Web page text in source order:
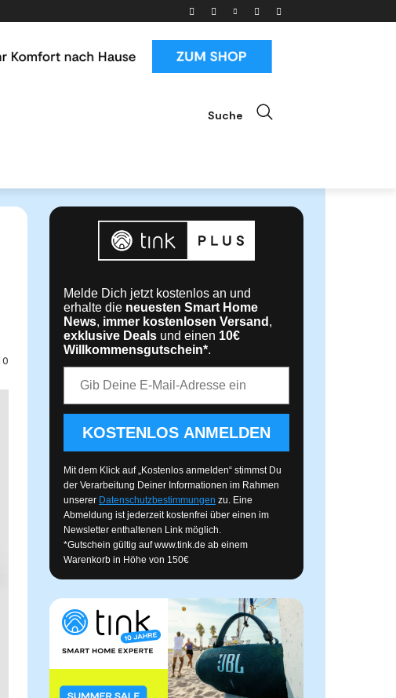
Suche
0
Melde Dich jetzt kostenlos an und
erhalte die neuesten Smart Home
News, immer kostenlosen Versand ,
exklusive Deals und einen 10€
Willkommensgutschein*.
KOSTENLOS ANMELDEN
Mit dem Klick auf „Kostenlos anmelden“ stimmst Du
der Verarbeitung Deiner Informationen im Rahmen
unserer Datenschutzbestimmungen zu. Eine
Abmeldung ist jederzeit kostenfrei über einen im
Newsletter enthaltenen Link möglich.
*Gutschein gültig aufwww.tink.de ab einem
Warenkorb in Höhe von 150€